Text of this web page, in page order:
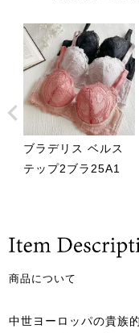
ブラデリス ベルス
テップ2ブラ25A1
商品について
中世ヨーロッパの貴族